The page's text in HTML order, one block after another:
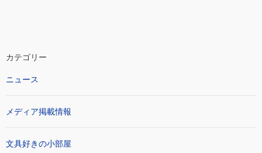
カテゴリー
ニュース
メディア掲載情報
文具好きの小部屋